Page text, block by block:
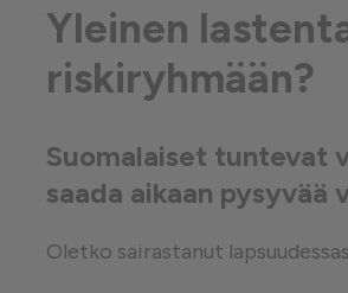
Yleinen
riskiryhmään?
Suomalaiset tuntevat
saada aikaan pysyvää
Oletko sairastanut